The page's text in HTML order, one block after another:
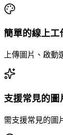
簡單的線上工
上傳圖片、啟
支援常見的圖
需支援常見的圖